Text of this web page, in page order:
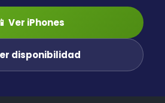
📱 Ver iPhones
disponibilidad